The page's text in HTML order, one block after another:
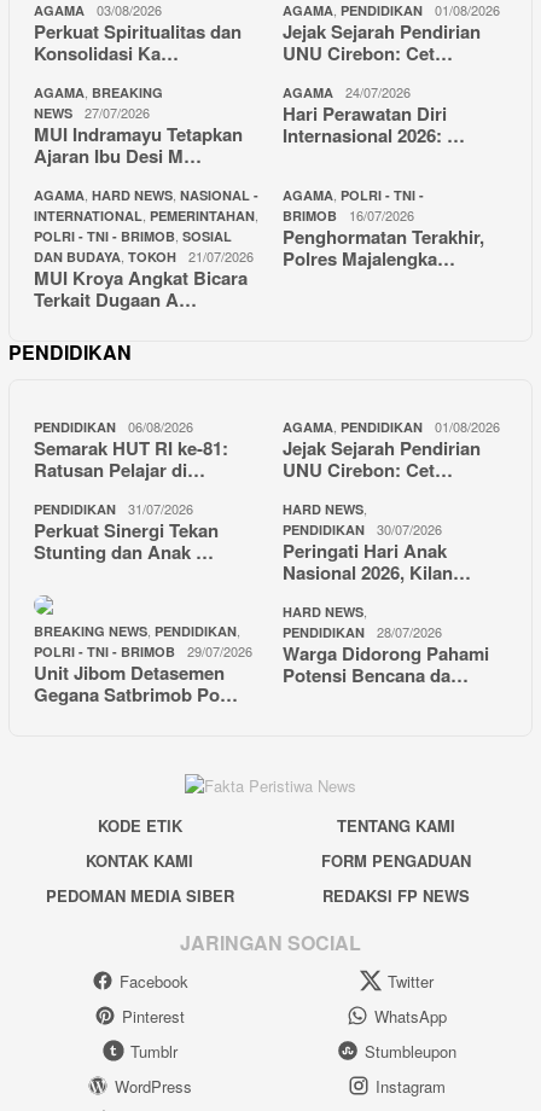
AGAMA 03/08/2026
Perkuat Spiritualitas dan
Konsolidasi Ka…
AGAMA, PENDIDIKAN 01/08/2026
Jejak Sejarah Pendirian
UNU Cirebon: Cet…
AGAMA, BREAKING
NEWS
27/07/2026
MUI Indramayu Tetapkan
Ajaran Ibu Desi M…
AGAMA 24/07/2026
Hari Perawatan Diri
Internasional 2026: …
AGAMA, HARD NEWS, NASIONAL -
INTERNATIONAL, PEMERINTAHAN,
POLRI - TNI - BRIMOB, SOSIAL
DAN BUDAYA, TOKOH 21/07/2026
MUI Kroya Angkat Bicara
Terkait Dugaan A…
AGAMA, POLRI - TNI -
BRIMOB
16/07/2026
Penghormatan Terakhir,
Polres Majalengka…
PENDIDIKAN
PENDIDIKAN 06/08/2026
Semarak HUT RI ke-81:
Ratusan Pelajar di…
AGAMA, PENDIDIKAN 01/08/2026
Jejak Sejarah Pendirian
UNU Cirebon: Cet…
PENDIDIKAN 31/07/2026
Perkuat Sinergi Tekan
Stunting dan Anak …
HARD NEWS,
PENDIDIKAN 30/07/2026
Peringati Hari Anak
Nasional 2026, Kilan…
BREAKING NEWS, PENDIDIKAN,
POLRI - TNI - BRIMOB 29/07/2026
Unit Jibom Detasemen
Gegana Satbrimob Po…
HARD NEWS,
PENDIDIKAN 28/07/2026
Warga Didorong Pahami
Potensi Bencana da…
KODE ETIK
TENTANG KAMI
KONTAK KAMI
FORM PENGADUAN
PEDOMAN MEDIA SIBER
REDAKSI FP NEWS
JARINGAN SOCIAL
Facebook
Twitter
Pinterest
WhatsApp
Tumblr
Stumbleupon
WordPress
Instagram